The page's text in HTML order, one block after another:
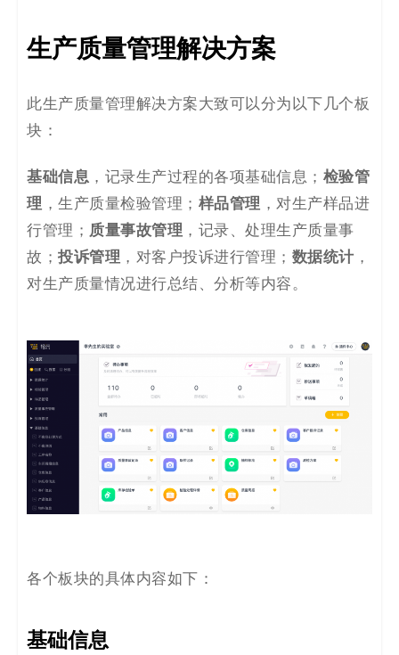
白
皮
生产质量管理解决方案
此生产质量管理解决方案大致可以分为以下几个板
块：
基础信息 ，记录生产过程的各项基础信息； 检验管
理 ，生产质量检验管理； 样品管理 ， 对生产样品进
行管理； 质量事故管理 ，记录、处理生产质量事
故； 投诉管理 ，对客户投诉进行管理； 数据统计 ，
对生产质量情况进行总结、分析等内容。
各个板块的具体内容如下：
基础信息